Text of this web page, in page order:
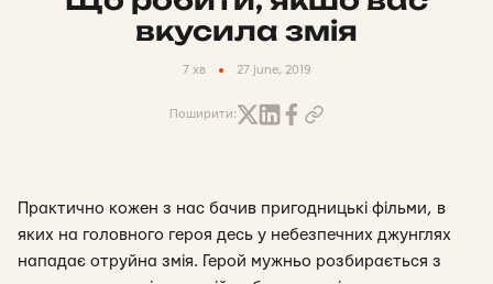
вкусила змія
7 хв 27 june, 2019
Поширити:
Практично кожен з нас бачив пригодницькі фільми, в
яких на головного героя десь у небезпечних джунглях
нападає отруйна змія. Герой мужньо розбирається з